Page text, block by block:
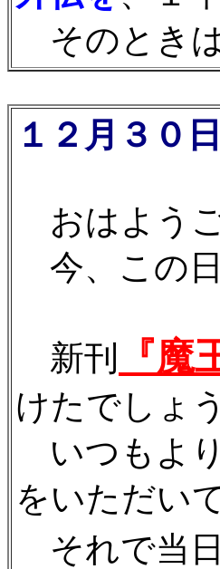
そのとき
１２月３０
おはよう
今、この
新刊 『魔
けたでしょ
いつもよ
をいただい
それで当